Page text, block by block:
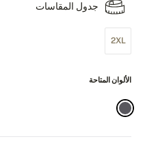
جدول المقاسات
2XL
الألوان المتاحة